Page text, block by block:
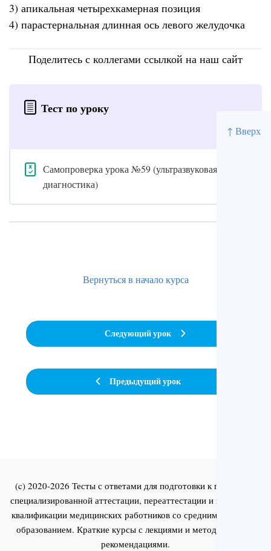
↑ Вверх
3) апикальная четырехкамерная позиция
4) парастернальная длинная ось левого желудочка
Поделитесь с коллегами ссылкой на наш сайт
Тест по уроку
Самопроверка урока №59 (ультразвуковая
диагностика)
Предыдущий урок
Вернуться в начало курса
Следующий урок
(c) 2020-2026 Тесты с ответами для подготовки к первичной
специализированной аттестации, переаттестации и повышения
квалификации медицинских работников со средним и высшим
образованием. Краткие курсы с лекциями и методическими
рекомендациями.